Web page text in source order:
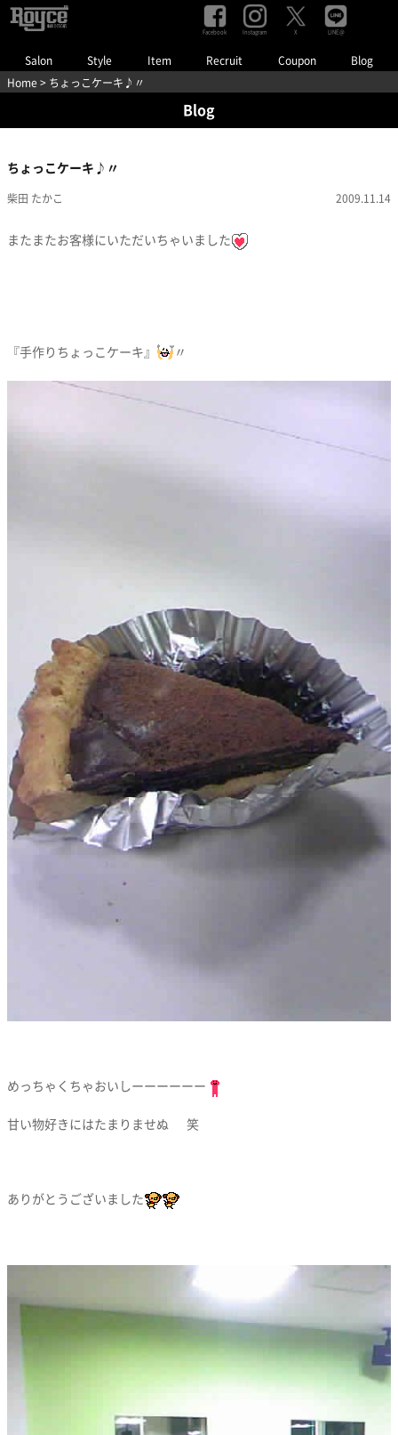
Salon Style Item Recruit Coupon Blog
Facebook Instagram X LINE@
Home > ちょっこケーキ♪〃
Blog
ちょっこケーキ♪〃
柴田 たかこ 2009.11.14
またまたお客様にいただいちゃいました
『手作りちょっこケーキ』 〃
めっちゃくちゃおいしーーーーーー
甘い物好きにはたまりませぬ 笑
ありがとうございました